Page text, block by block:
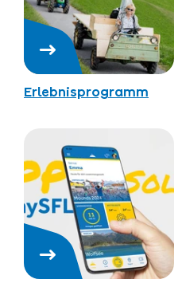
Erlebnisprogramm